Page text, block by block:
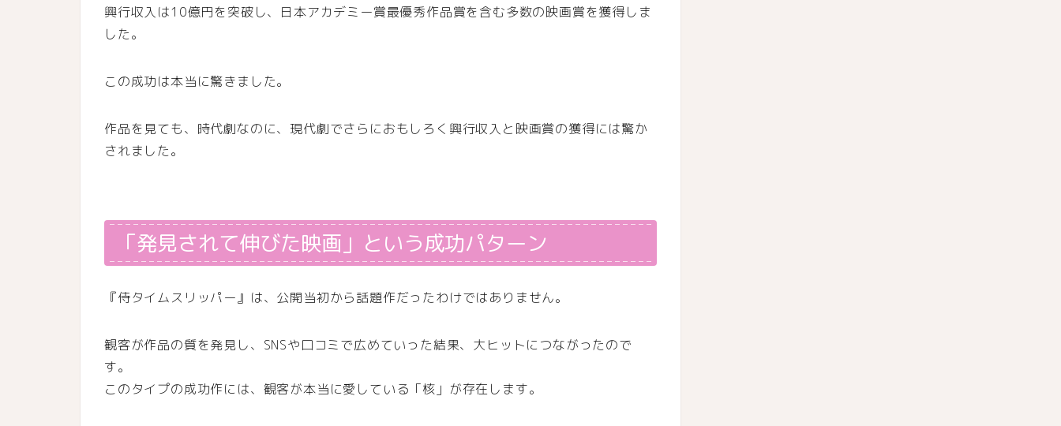
興行収入は10億円を突破し、日本アカデミー賞最優秀作品賞を含む多数の映画賞を獲得しま
した。
この成功は本当に驚きました。
作品を見ても、時代劇なのに、現代劇でさらにおもしろく興行収入と映画賞の獲得には驚か
されました。
「発見されて伸びた映画」という成功パターン
『侍タイムスリッパー』は、公開当初から話題作だったわけではありません。
観客が作品の質を発見し、SNSや口コミで広めていった結果、大ヒットにつながったので
す。
このタイプの成功作には、観客が本当に愛している「核」が存在します。